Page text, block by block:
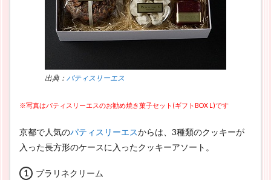
出典： パティスリーエス
※写真はパティスリーエスのお勧め焼き菓子セット(ギフトBOX L)です
京都で人気のパティスリーエスからは、3種類のクッキーが
入った長方形のケースに入ったクッキーアソート。
プラリネクリーム